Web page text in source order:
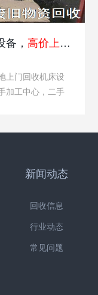
备，高价上门回收
上门回收机床设
加工中心，二手
新闻动态
回收信息
行业动态
常见问题